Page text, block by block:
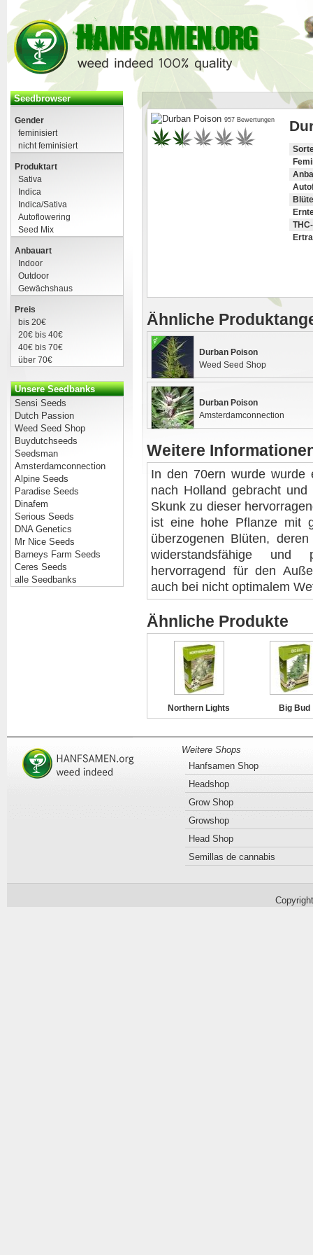
Seedbrowser
Gender
feminisiert
nicht feminisiert
Produktart
Sativa
Indica
Indica/Sativa
Autoflowering
Seed Mix
Anbauart
Indoor
Outdoor
Gewächshaus
Preis
bis 20€
20€ bis 40€
40€ bis 70€
über 70€
Unsere Seedbanks
Sensi Seeds
Dutch Passion
Weed Seed Shop
Buydutchseeds
Seedsman
Amsterdamconnection
Alpine Seeds
Paradise Seeds
Dinafem
Serious Seeds
DNA Genetics
Mr Nice Seeds
Barneys Farm Seeds
Ceres Seeds
alle Seedbanks
957 Bewertungen
Ähnliche
Durban Poison
Weed Seed Shop
Durban Poison
Amsterdamconnection
Weitere
In den 70ern wurde wurde
nach Holland gebracht
Skunk zu dieser
ist eine hohe Pflanze mit
überzogenen Blüten,
widerstandsfähige und
hervorragend für den
auch bei nicht optimalem
Ähnliche Produkte
Northern Lights Big Bud
Weitere Shops
Hanfsamen Shop
Headshop
Grow Shop
Growshop
Head Shop
Semillas de cannabis